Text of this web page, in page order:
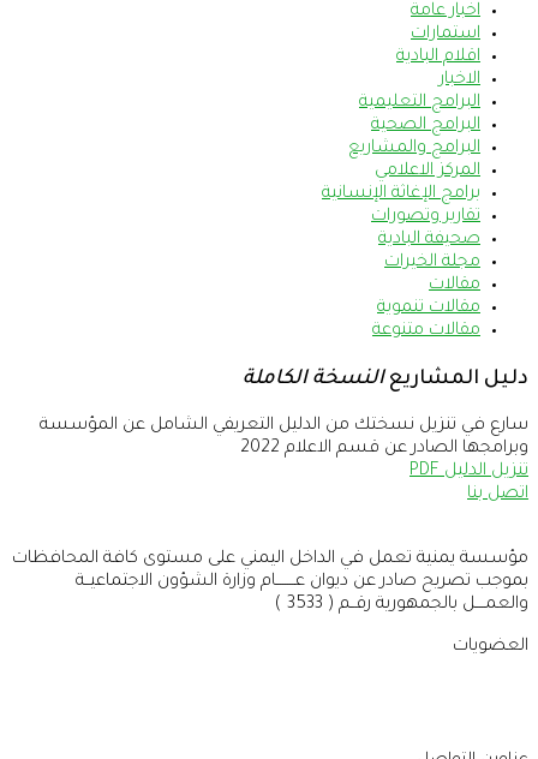
اخبار عامة
استمارات
اقلام البادية
الاخبار
البرامج التعليمية
البرامج الصحية
البرامج والمشاريع
المركز الاعلامي
برامج الإغاثة الإنسانية
تقارير وتصورات
صحيفة البادية
مجلة الخيرات
مقالات
مقالات تنموية
مقالات متنوعة
دليل المشاريعالنسخة الكاملة
سارع في تنزيل نسختك من الدليل التعريفي الشامل عن المؤسسة
وبرامجها الصادر عن قسم الاعلام 2022
تنزيل الدليل PDF
اتصل بنا
مؤسسة يمنية تعمل في الداخل اليمني على مستوى كافة المحافظات
بموجب تصريح صادر عن ديوان عــــــــام وزارة الشؤون الاجتماعيــة
والعمــــل بالجمهورية رقــم ( 3533 )
العضويات